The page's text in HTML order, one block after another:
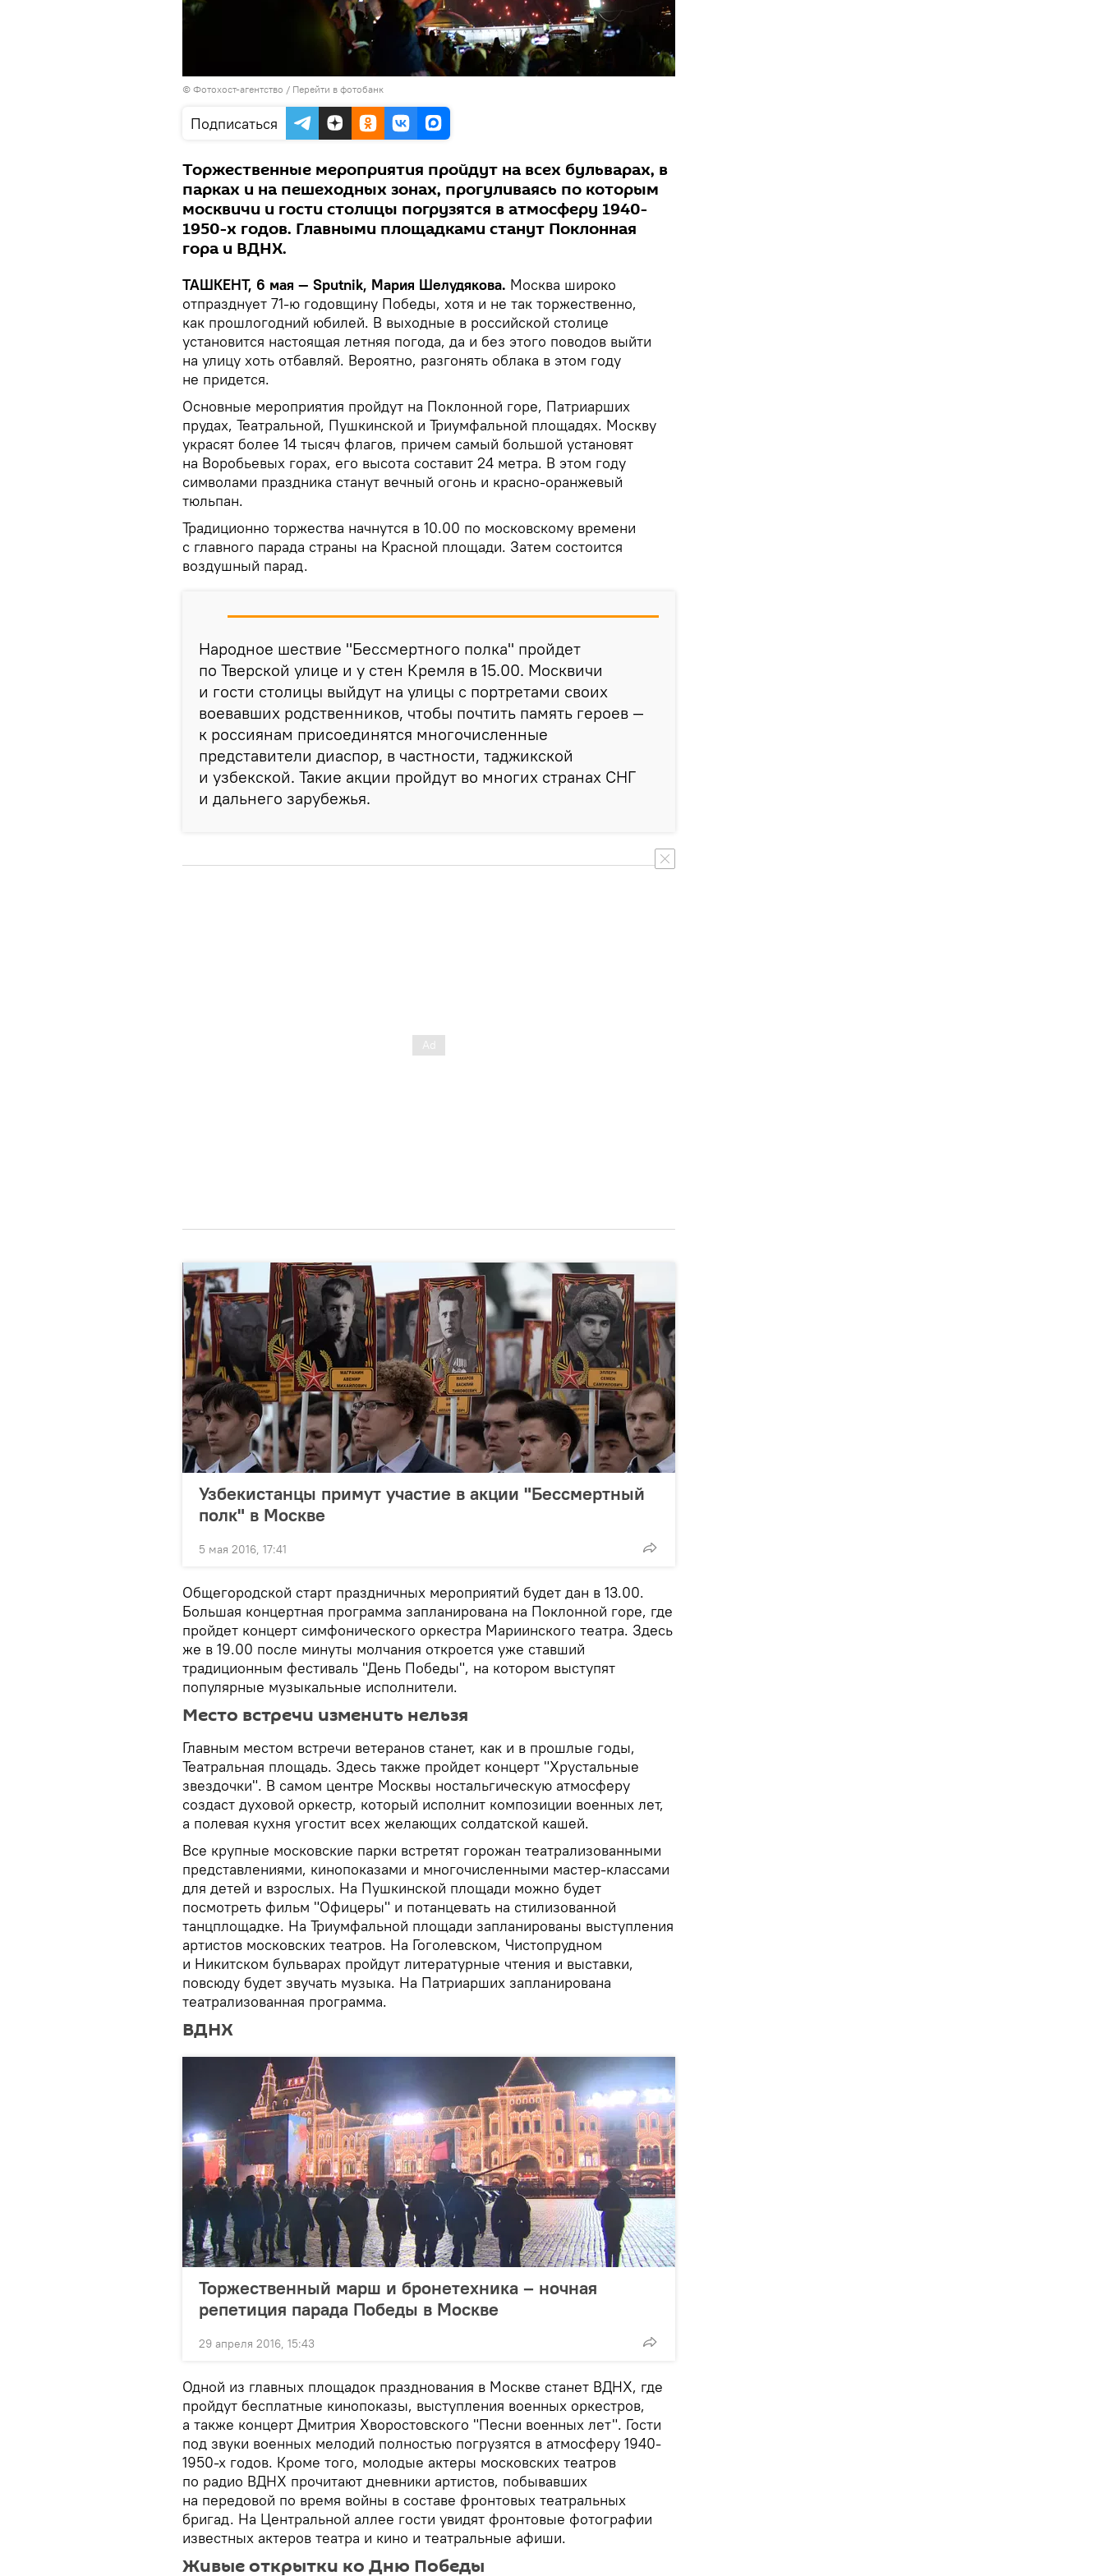
© Фотохост-агентство / Перейти в фотобанк
Подписаться
Торжественные мероприятия пройдут на всех бульварах, в
парках и на пешеходных зонах, прогуливаясь по которым
москвичи и гости столицы погрузятся в атмосферу 1940-
1950-х годов. Главными площадками станут Поклонная
гора и ВДНХ.
ТАШКЕНТ, 6 мая — Sputnik, Мария Шелудякова. Москва широко
отпразднует 71-ю годовщину Победы, хотя и не так торжественно,
как прошлогодний юбилей. В выходные в российской столице
установится настоящая летняя погода, да и без этого поводов выйти
на улицу хоть отбавляй. Вероятно, разгонять облака в этом году
не придется.
Основные мероприятия пройдут на Поклонной горе, Патриарших
прудах, Театральной, Пушкинской и Триумфальной площадях. Москву
украсят более 14 тысяч флагов, причем самый большой установят
на Воробьевых горах, его высота составит 24 метра. В этом году
символами праздника станут вечный огонь и красно-оранжевый
тюльпан.
Традиционно торжества начнутся в 10.00 по московскому времени
с главного парада страны на Красной площади. Затем состоится
воздушный парад.
Народное шествие "Бессмертного полка" пройдет
по Тверской улице и у стен Кремля в 15.00. Москвичи
и гости столицы выйдут на улицы с портретами своих
воевавших родственников, чтобы почтить память героев —
к россиянам присоединятся многочисленные
представители диаспор, в частности, таджикской
и узбекской. Такие акции пройдут во многих странах СНГ
и дальнего зарубежья.
Узбекистанцы примут участие в акции "Бессмертный
полк" в Москве
5 мая 2016, 17:41
Общегородской старт праздничных мероприятий будет дан в 13.00.
Большая концертная программа запланирована на Поклонной горе, где
пройдет концерт симфонического оркестра Мариинского театра. Здесь
же в 19.00 после минуты молчания откроется уже ставший
традиционным фестиваль "День Победы", на котором выступят
популярные музыкальные исполнители.
Место встречи изменить нельзя
Главным местом встречи ветеранов станет, как и в прошлые годы,
Театральная площадь. Здесь также пройдет концерт "Хрустальные
звездочки". В самом центре Москвы ностальгическую атмосферу
создаст духовой оркестр, который исполнит композиции военных лет,
а полевая кухня угостит всех желающих солдатской кашей.
Все крупные московские парки встретят горожан театрализованными
представлениями, кинопоказами и многочисленными мастер-классами
для детей и взрослых. На Пушкинской площади можно будет
посмотреть фильм "Офицеры" и потанцевать на стилизованной
танцплощадке. На Триумфальной площади запланированы выступления
артистов московских театров. На Гоголевском, Чистопрудном
и Никитском бульварах пройдут литературные чтения и выставки,
повсюду будет звучать музыка. На Патриарших запланирована
театрализованная программа.
ВДНХ
Торжественный марш и бронетехника – ночная
репетиция парада Победы в Москве
29 апреля 2016, 15:43
Одной из главных площадок празднования в Москве станет ВДНХ, где
пройдут бесплатные кинопоказы, выступления военных оркестров,
а также концерт Дмитрия Хворостовского "Песни военных лет". Гости
под звуки военных мелодий полностью погрузятся в атмосферу 1940-
1950-х годов. Кроме того, молодые актеры московских театров
по радио ВДНХ прочитают дневники артистов, побывавших
на передовой по время войны в составе фронтовых театральных
бригад. На Центральной аллее гости увидят фронтовые фотографии
известных актеров театра и кино и театральные афиши.
Живые открытки ко Дню Победы